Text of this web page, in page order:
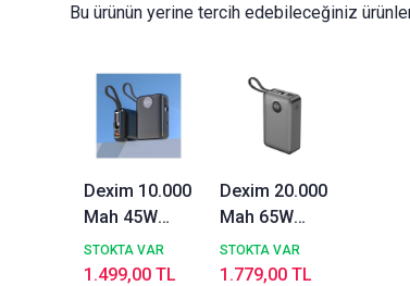
Bu ürünün yerine tercih edebileceğiniz
Dexim 10.000
Mah 45W
Lightning
Type-C
STOKTA VAR
1.499,00 TL
Dexim 20.000
Mah 65W
Lightning+Type-
C Kablolu
STOKTA VAR
1.779,00 TL